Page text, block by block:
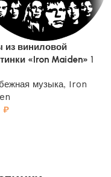
из виниловой
«Iron Maiden» 1
музыка, Iron
₽